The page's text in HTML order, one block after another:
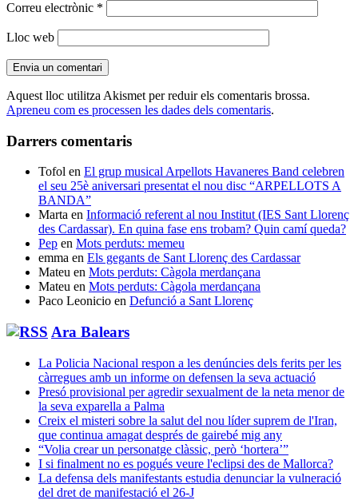
Correu electrònic *
Lloc web
Aquest lloc utilitza Akismet per reduir els comentaris brossa.
Apreneu com es processen les dades dels comentaris.
Darrers comentaris
Tofol en El grup musical Arpellots Havaneres Band celebren
el seu 25è aniversari presentat el nou disc “ARPELLOTS A
BANDA”
Marta en Informació referent al nou Institut (IES Sant Llorenç
des Cardassar). En quina fase ens trobam? Quin camí queda?
Pep en Mots perduts: memeu
emma en Els gegants de Sant Llorenç des Cardassar
Mateu en Mots perduts: Càgola merdançana
Mateu en Mots perduts: Càgola merdançana
Paco Leonicio en Defunció a Sant Llorenç
Ara Balears
La Policia Nacional respon a les denúncies dels ferits per les
càrregues amb un informe on defensen la seva actuació
Presó provisional per agredir sexualment de la neta menor de
la seva exparella a Palma
Creix el misteri sobre la salut del nou líder suprem de l'Iran,
que continua amagat després de gairebé mig any
“Volia crear un personatge clàssic, però ‘hortera’”
I si finalment no es pogués veure l'eclipsi des de Mallorca?
La defensa dels manifestants estudia denunciar la vulneració
del dret de manifestació el 26-J